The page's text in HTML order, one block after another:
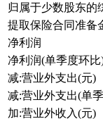
归属于少数股东的
提取保险合同准备
净利润
净利润(单季度环比
减:营业外支出(元)
减:营业外支出(单
加:营业外收入(元)